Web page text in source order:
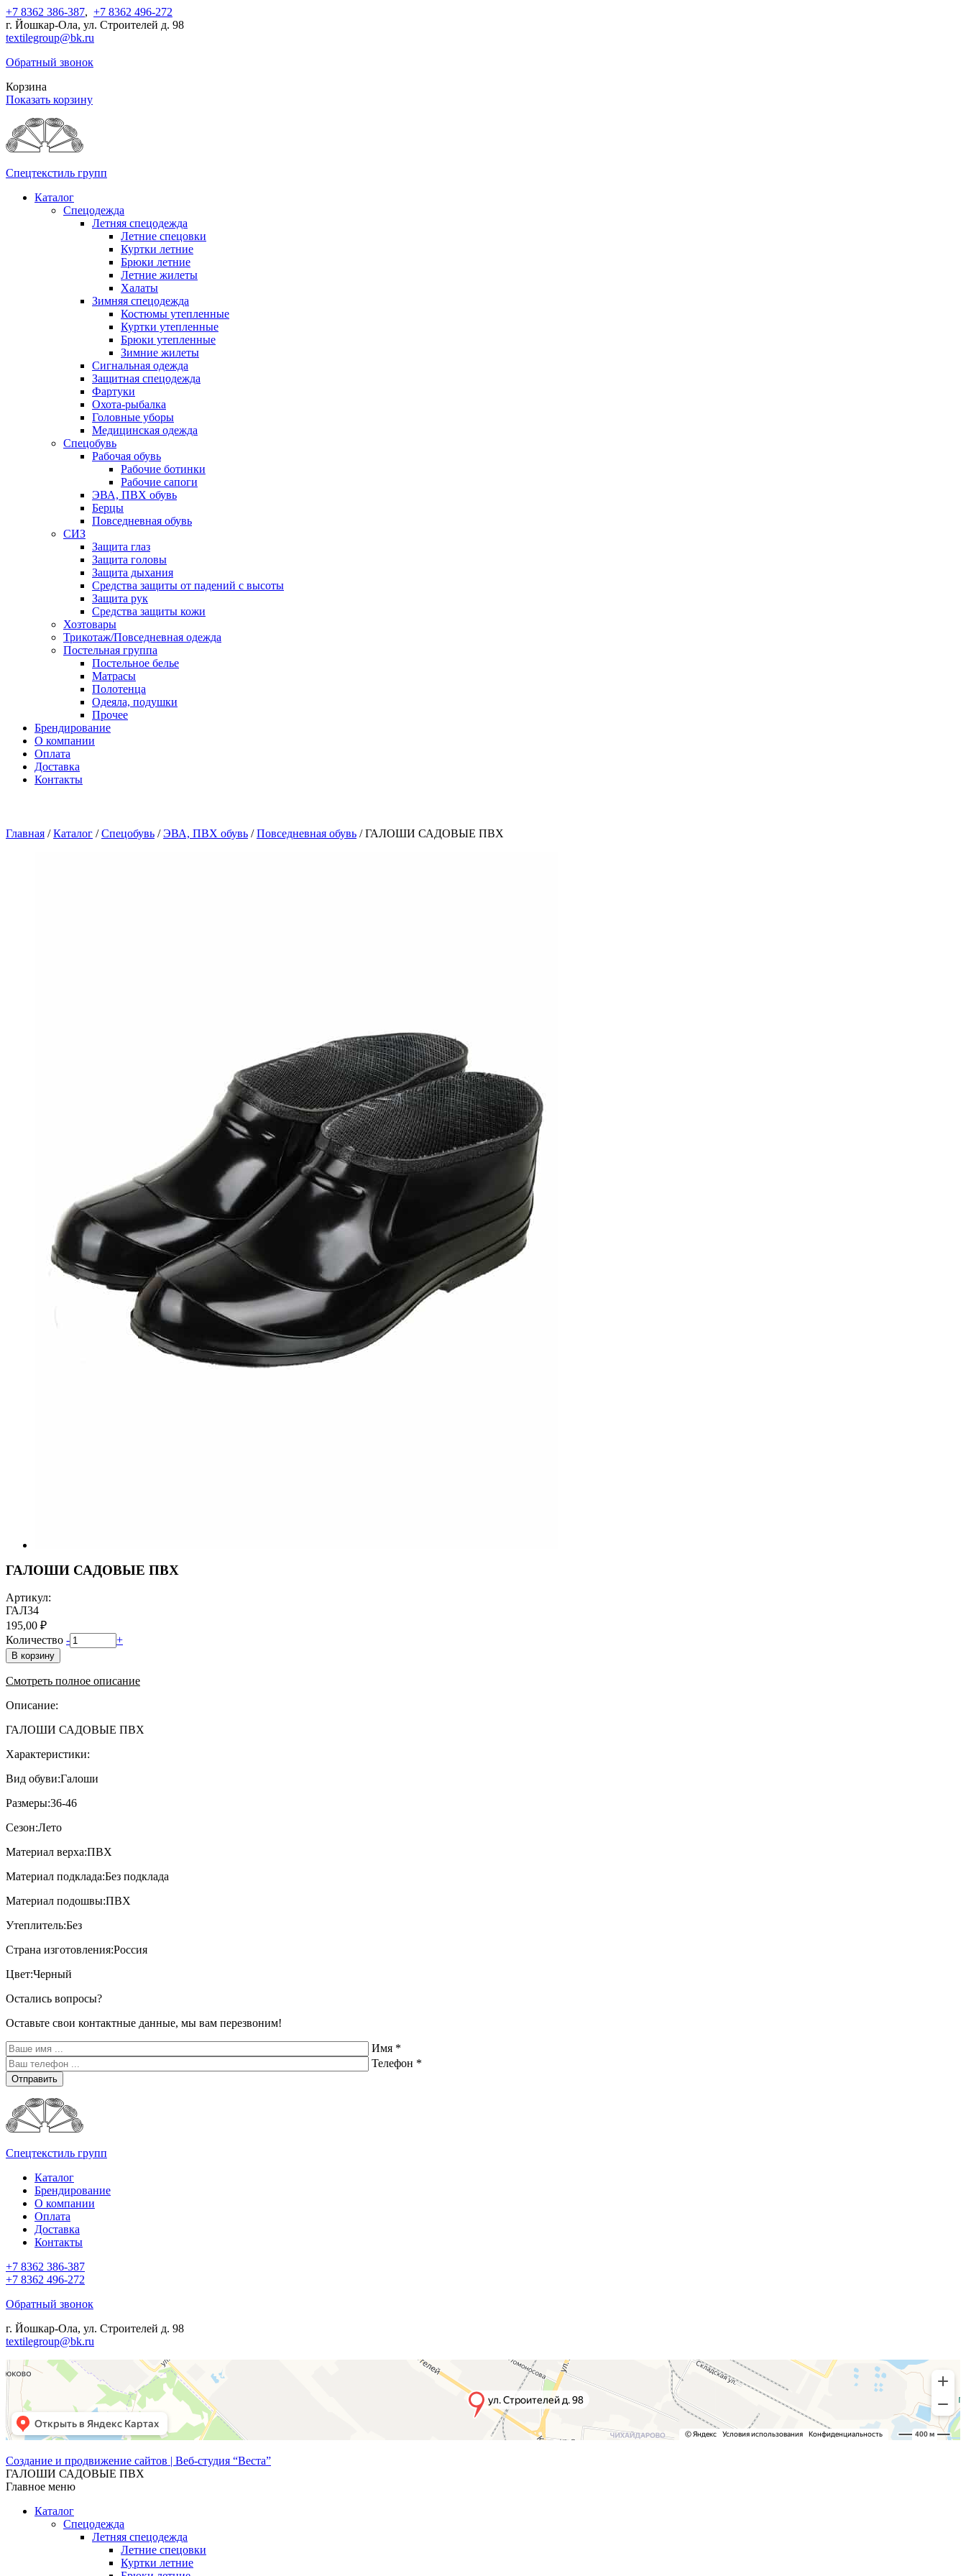
+7 8362 386-387, +7 8362 496-272
г. Йошкар-Ола, ул. Строителей д. 98
textilegroup@bk.ru
Обратный звонок
Корзина
Показать корзину
Спецтекстиль групп
Каталог
Спецодежда
Летняя спецодежда
Летние спецовки
Куртки летние
Брюки летние
Летние жилеты
Халаты
Зимняя спецодежда
Костюмы утепленные
Куртки утепленные
Брюки утепленные
Зимние жилеты
Сигнальная одежда
Защитная спецодежда
Фартуки
Охота-рыбалка
Головные уборы
Медицинская одежда
Спецобувь
Рабочая обувь
Рабочие ботинки
Рабочие сапоги
ЭВА, ПВХ обувь
Берцы
Повседневная обувь
СИЗ
Защита глаз
Защита головы
Защита дыхания
Средства защиты от падений с высоты
Защита рук
Средства защиты кожи
Хозтовары
Трикотаж/Повседневная одежда
Постельная группа
Постельное белье
Матрасы
Полотенца
Одеяла, подушки
Прочее
Брендирование
О компании
Оплата
Доставка
Контакты
Главная / Каталог / Спецобувь / ЭВА, ПВХ обувь / Повседневная обувь / ГАЛОШИ САДОВЫЕ ПВХ
ГАЛОШИ САДОВЫЕ ПВХ
Артикул:
ГАЛ34
195,00 ₽
Количество - +
В корзину
Смотреть полное описание
Описание:
ГАЛОШИ САДОВЫЕ ПВХ
Характеристики:
Вид обуви:Галоши
Размеры:36-46
Сезон:Лето
Материал верха:ПВХ
Материал подклада:Без подклада
Материал подошвы:ПВХ
Утеплитель:Без
Страна изготовления:Россия
Цвет:Черный
Остались вопросы?
Оставьте свои контактные данные, мы вам перезвоним!
Имя *
Телефон *
Отправить
Спецтекстиль групп
Каталог
Брендирование
О компании
Оплата
Доставка
Контакты
+7 8362 386-387
+7 8362 496-272
Обратный звонок
г. Йошкар-Ола, ул. Строителей д. 98
textilegroup@bk.ru
Создание и продвижение сайтов | Веб-студия “Веста”
ГАЛОШИ САДОВЫЕ ПВХ
Главное меню
Каталог
Спецодежда
Летняя спецодежда
Летние спецовки
Куртки летние